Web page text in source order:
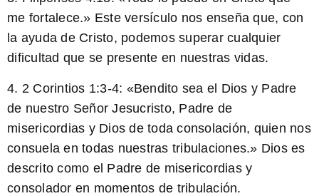
me fortalece.» Este versículo nos enseña que, con
la ayuda de Cristo, podemos superar cualquier
dificultad que se presente en nuestras vidas.
4. 2 Corintios 1:3-4: «Bendito sea el Dios y Padre
de nuestro Señor Jesucristo, Padre de
misericordias y Dios de toda consolación, quien nos
consuela en todas nuestras tribulaciones.» Dios es
descrito como el Padre de misericordias y
consolador en momentos de tribulación.